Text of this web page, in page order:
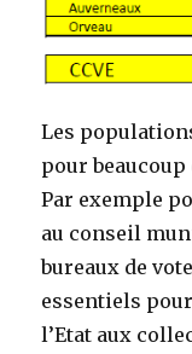
Les
pour
Par exemple
au conseil
bureaux de
essentiels
l’Etat aux